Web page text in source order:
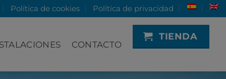
Política de cookies Política de privacidad
CONTACTO
TIENDA